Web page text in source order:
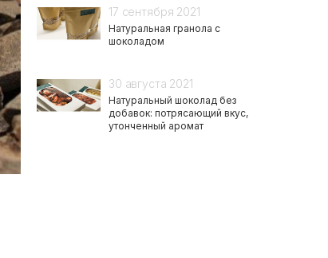
17 сентября 2021
Натуральная гранола с
шоколадом
30 августа 2021
Натуральный шоколад без
добавок: потрясающий вкус,
утонченный аромат